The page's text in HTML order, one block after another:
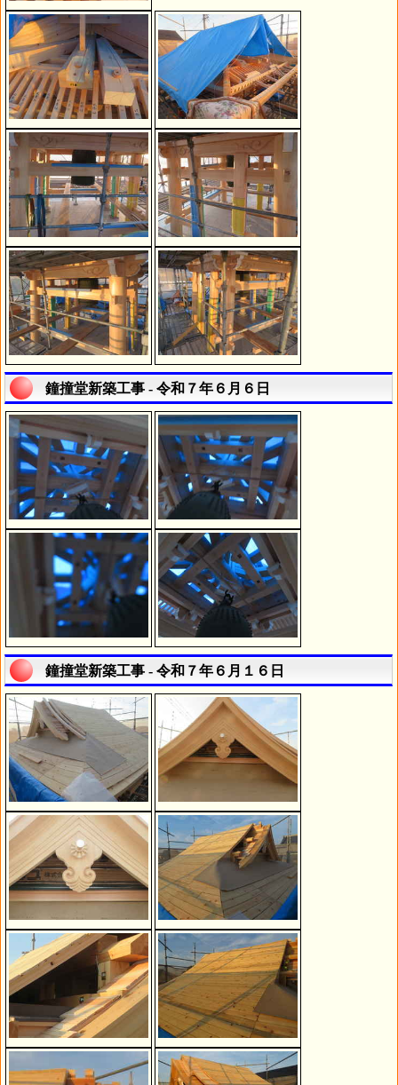
鐘撞堂新築工事 - 令和７年６月６日
鐘撞堂新築工事 - 令和７年６月１６日